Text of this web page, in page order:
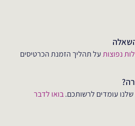
נפוצותעל תהליך הזמנת הכרטיסים
שלנו עומדים לרשותכם.בואו לדבר